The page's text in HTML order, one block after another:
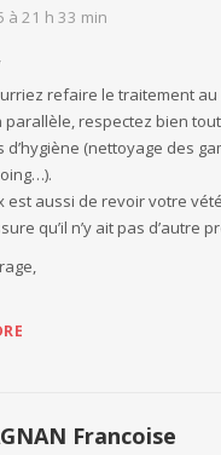
à 21 h 33 min
refaire le traitement au
parallèle, respectez bien
d’hygiène (nettoyage des
est aussi de revoir votre
qu’il n’y ait pas d’autre
Francoise